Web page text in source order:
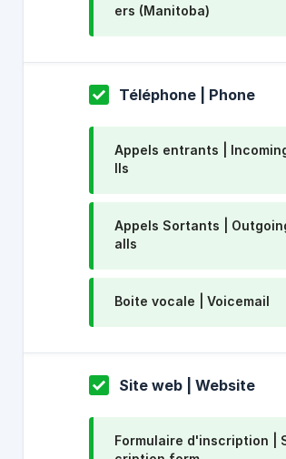
ers (Manitoba)
Téléphone | Phone
Appels entrants |
lls
Appels Sortants |
alls
Boite vocale | Voicemail
Site web | Website
Formulaire d'inscription |